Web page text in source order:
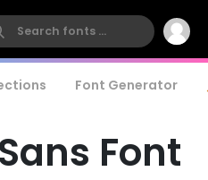
Font Generator
Font